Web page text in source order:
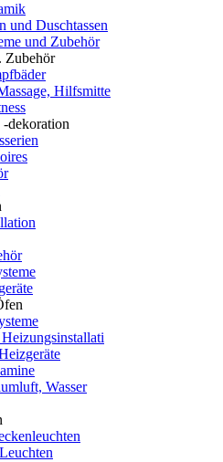
und Duschtassen
und Zubehör
Zubehör
Hilfsmitte
dekoration
Wasser